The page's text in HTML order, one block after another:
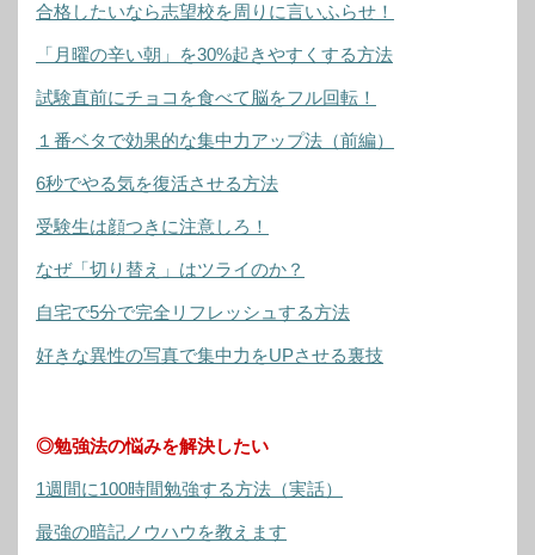
合格したいなら志望校を周りに言いふらせ！
「月曜の辛い朝」を30%起きやすくする方法
試験直前にチョコを食べて脳をフル回転！
１番ベタで効果的な集中力アップ法（前編）
6秒でやる気を復活させる方法
受験生は顔つきに注意しろ！
なぜ「切り替え」はツライのか？
自宅で5分で完全リフレッシュする方法
好きな異性の写真で集中力をUPさせる裏技
◎勉強法の悩みを解決したい
1週間に100時間勉強する方法（実話）
最強の暗記ノウハウを教えます